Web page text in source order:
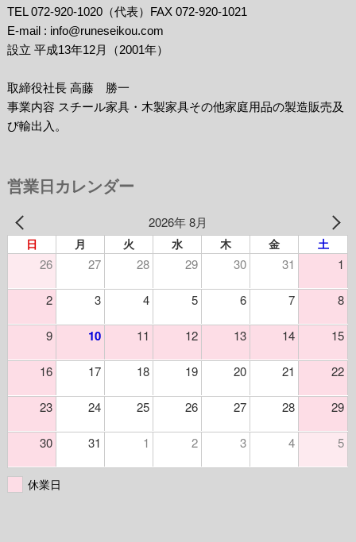
TEL 072-920-1020（代表）FAX 072-920-1021
E-mail : info@runeseikou.com
設立 平成13年12月（2001年）
取締役社長 高藤 勝一
事業内容 スチール家具・木製家具その他家庭用品の製造販売及
び輸出入。
営業日カレンダー
2026年 8月
日 月 火 水 木 金 土
26 27 28 29 30 31 1
2 3 4 5 6 7 8
9 10 11 12 13 14 15
16 17 18 19 20 21 22
23 24 25 26 27 28 29
30 31 1 2 3 4 5
休業日